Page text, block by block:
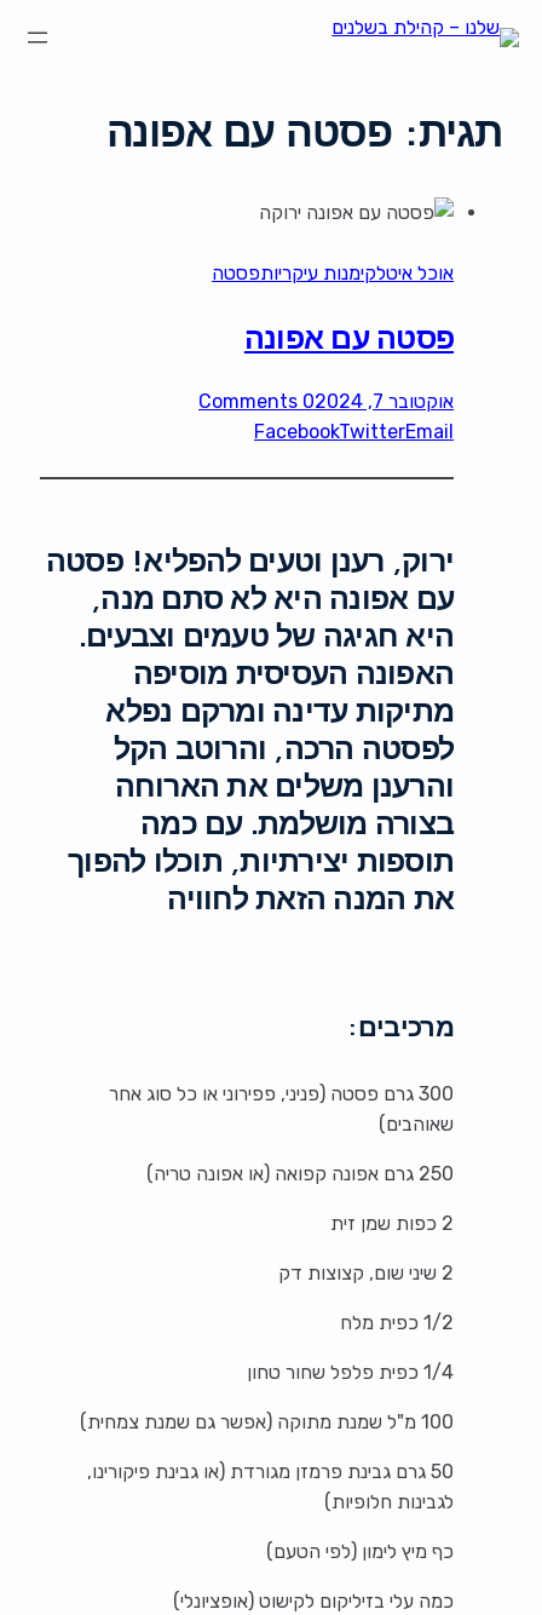
תגית: פסטה עם אפונה
אוכל איטלקימנות עיקריותפסטה
פסטה עם אפונה
אוקטובר 7, 2024
0 Comments
FacebookTwitterEmail
ירוק, רענן וטעים להפליא! פסטה
עם אפונה היא לא סתם מנה,
היא חגיגה של טעמים וצבעים.
האפונה העסיסית מוסיפה
מתיקות עדינה ומרקם נפלא
לפסטה הרכה, והרוטב הקל
והרענן משלים את הארוחה
בצורה מושלמת. עם כמה
תוספות יצירתיות, תוכלו להפוך
את המנה הזאת לחוויה
מרכיבים:
300 גרם פסטה (פניני, פפירוני או כל סוג אחר
שאוהבים)
250 גרם אפונה קפואה (או אפונה טריה)
2 כפות שמן זית
2 שיני שום, קצוצות דק
1/2 כפית מלח
1/4 כפית פלפל שחור טחון
100 מ"ל שמנת מתוקה (אפשר גם שמנת צמחית)
50 גרם גבינת פרמזן מגורדת (או גבינת פיקורינו,
לגבינות חלופיות)
כף מיץ לימון (לפי הטעם)
כמה עלי בזיליקום לקישוט (אופציונלי)